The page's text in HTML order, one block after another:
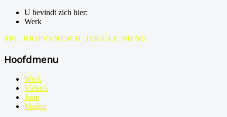
U bevindt zich hier:
Werk
TPL_JOOPVANESCH_TOGGLE_MENU
Hoofdmenu
Werk
Video's
Joop
Mailen